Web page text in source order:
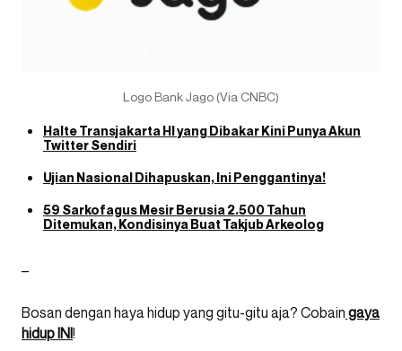
Logo Bank Jago (Via CNBC)
Halte Transjakarta HI yang Dibakar Kini Punya Akun
Twitter Sendiri
Ujian Nasional Dihapuskan, Ini Penggantinya!
59 Sarkofagus Mesir Berusia 2.500 Tahun
Ditemukan, Kondisinya Buat Takjub Arkeolog
–
Bosan dengan haya hidup yang gitu-gitu aja? Cobain gaya
hidup INI!